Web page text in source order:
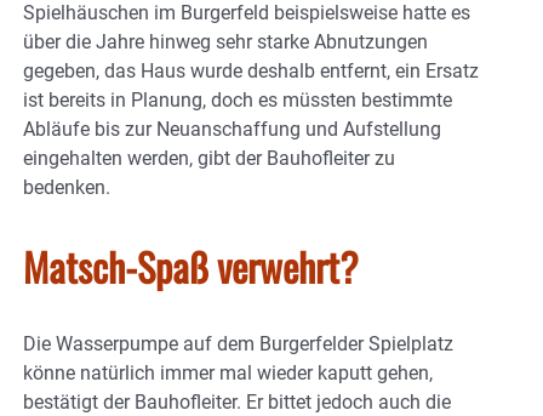
Spielhäuschen im Burgerfeld beispielsweise hatte es
über die Jahre hinweg sehr starke Abnutzungen
gegeben, das Haus wurde deshalb entfernt, ein Ersatz
ist bereits in Planung, doch es müssten bestimmte
Abläufe bis zur Neuanschaffung und Aufstellung
eingehalten werden, gibt der Bauhofleiter zu
bedenken.
Matsch-Spaß verwehrt?
Die Wasserpumpe auf dem Burgerfelder Spielplatz
könne natürlich immer mal wieder kaputt gehen,
bestätigt der Bauhofleiter. Er bittet jedoch auch die